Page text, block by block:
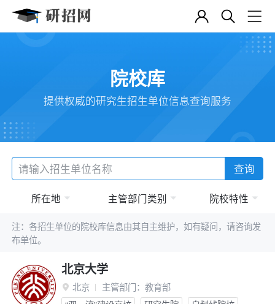
院校库
提供权威的研究生招生单位信息查询服务
查询
所在地 主管部门类别 院校特性
注：各招生单位的院校库信息由其自主维护，如有疑问，请咨询发
布单位。
北京大学
 北京 主管部门： 教育部